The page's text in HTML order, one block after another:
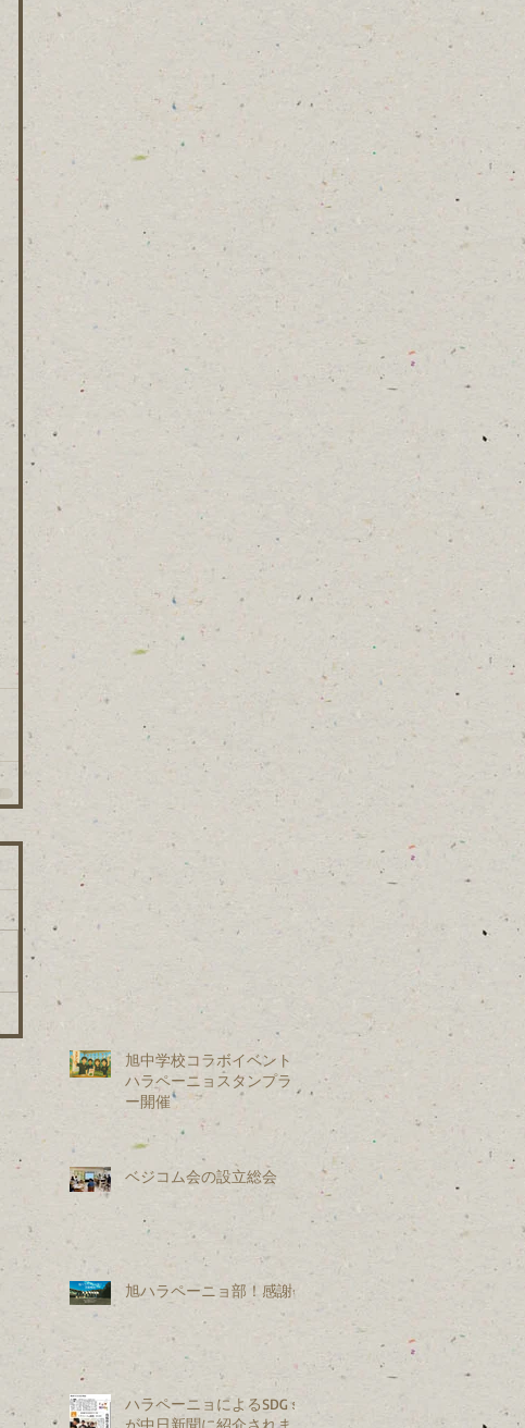
旭中学校コラボイベント：
ハラペーニョスタンプラリ
ー開催
ベジコム会の設立総会
旭ハラペーニョ部！感謝会
ハラペーニョによるSDGｓ